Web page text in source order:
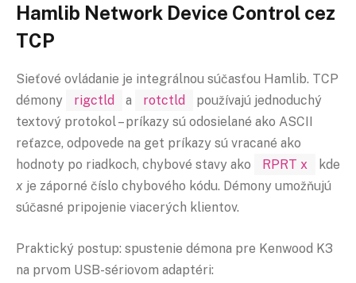
Hamlib Network Device Control cez
TCP
Sieťové ovládanie je integrálnou súčasťou Hamlib. TCP
démony
rigctld a rotctld
používajú jednoduchý
textový protokol – príkazy sú odosielané ako ASCII
reťazce, odpovede na get príkazy sú vracané ako
hodnoty po riadkoch, chybové stavy ako
RPRT x
kde
x je záporné číslo chybového kódu. Démony umožňujú
súčasné pripojenie viacerých klientov.
Praktický postup: spustenie démona pre Kenwood K3
na prvom USB-sériovom adaptéri: